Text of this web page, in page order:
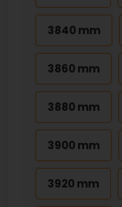
3840 mm
3860 mm
3880 mm
3900 mm
3920 mm